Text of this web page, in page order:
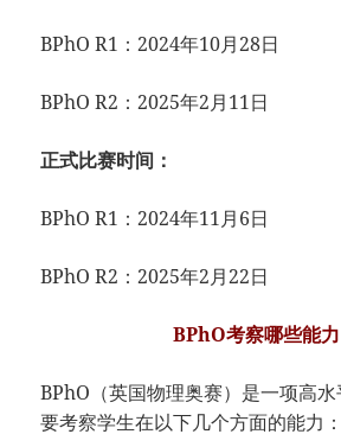
BPhO R1：2024年10月28日
BPhO R2：2025年2月11日
正式比赛时间：
BPhO R1：2024年11月6日
BPhO R2：2025年2月22日
BPhO考察哪些能力
BPhO（英国物理奥赛）是一项高
要考察学生在以下几个方面的能力：